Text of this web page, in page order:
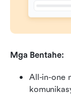
Mga Bentahe:
All-in-one